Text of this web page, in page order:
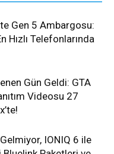
Gen 5 Ambargosu:
Hızlı Telefonlarında
Gün Geldi: GTA
Videosu 27
IONIQ 6 ile